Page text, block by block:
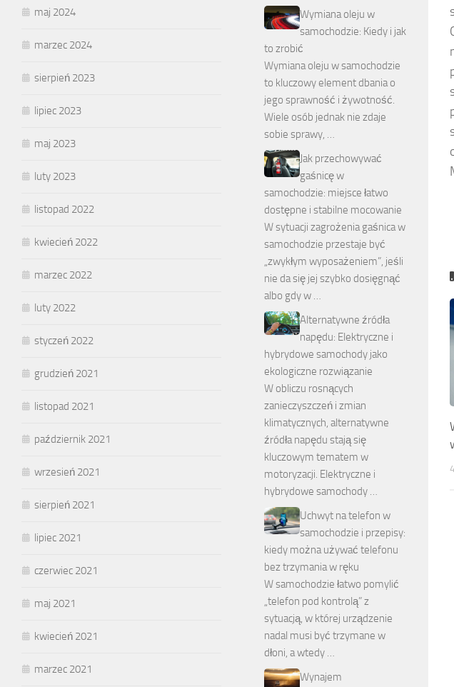
maj 2024
marzec 2024
sierpień 2023
lipiec 2023
maj 2023
luty 2023
listopad 2022
kwiecień 2022
marzec 2022
luty 2022
styczeń 2022
grudzień 2021
listopad 2021
październik 2021
wrzesień 2021
sierpień 2021
lipiec 2021
czerwiec 2021
maj 2021
kwiecień 2021
marzec 2021
Wymiana oleju w
samochodzie: Kiedy i jak
to zrobić
Wymiana oleju w samochodzie
to kluczowy element dbania o
jego sprawność i żywotność.
Wiele osób jednak nie zdaje
sobie sprawy, …
Jak przechowywać
gaśnicę w
samochodzie: miejsce łatwo
dostępne i stabilne mocowanie
W sytuacji zagrożenia gaśnica w
samochodzie przestaje być
„zwykłym wyposażeniem”, jeśli
nie da się jej szybko dosięgnąć
albo gdy w …
Alternatywne źródła
napędu: Elektryczne i
hybrydowe samochody jako
ekologiczne rozwiązanie
W obliczu rosnących
zanieczyszczeń i zmian
klimatycznych, alternatywne
źródła napędu stają się
kluczowym tematem w
motoryzacji. Elektryczne i
hybrydowe samochody …
Uchwyt na telefon w
samochodzie i przepisy:
kiedy można używać telefonu
bez trzymania w ręku
W samochodzie łatwo pomylić
„telefon pod kontrolą” z
sytuacją, w której urządzenie
nadal musi być trzymane w
dłoni, a wtedy …
Wynajem